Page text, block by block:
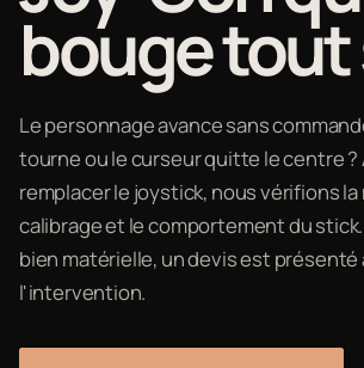
bouge tout
Le personnage avance sans
tourne ou le curseur quitte le centre ?
remplacer le joystick, nous vérifions la
calibrage et le comportement du
bien matérielle, un devis est présenté
l'intervention.